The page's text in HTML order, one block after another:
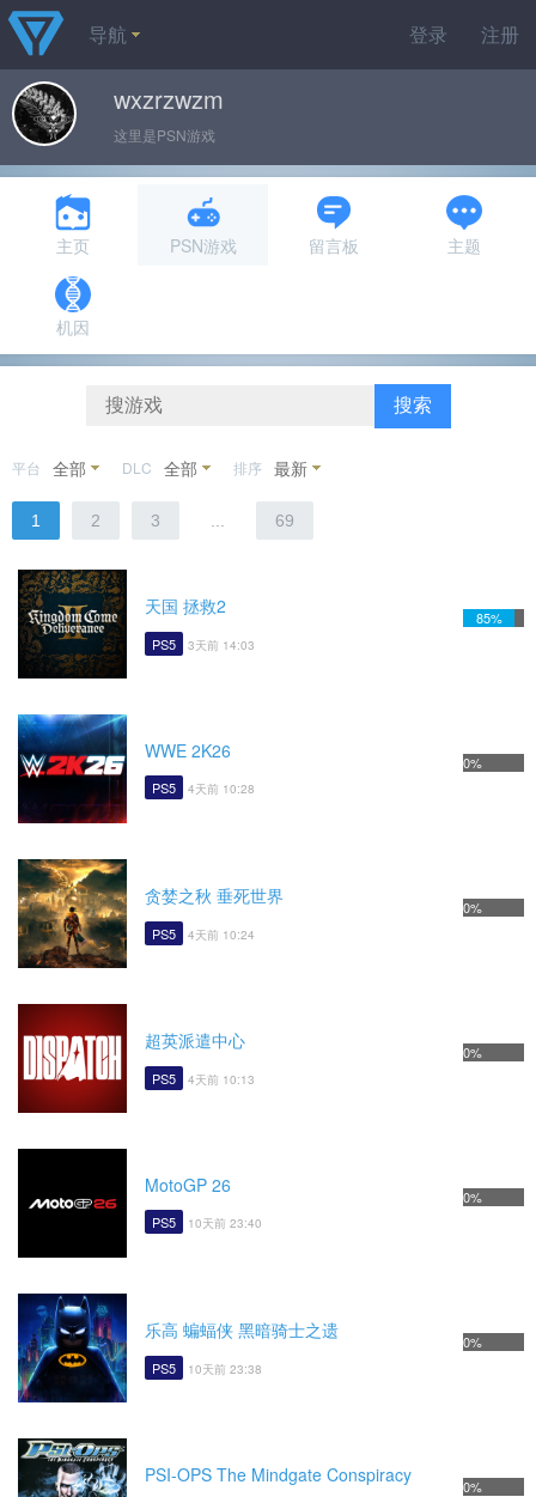
登录 注册
导航
wxzrzwzm
这里是PSN游戏
主页 PSN游戏 留言板 主题
机因
搜索
平台 全部 DLC 全部 排序 最新
1 2 3 69
天国 拯救2
PS5 3天前 14:03
85%
WWE 2K26
PS5 4天前 10:28
0%
贪婪之秋 垂死世界
PS5 4天前 10:24
0%
超英派遣中心
PS5 4天前 10:13
0%
MotoGP 26
PS5 10天前 23:40
0%
乐高 蝙蝠侠 黑暗骑士之遗
PS5 10天前 23:38
0%
PSI-OPS The Mindgate Conspiracy 0%